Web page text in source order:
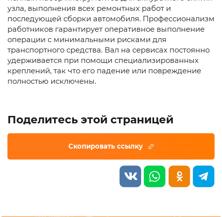
узла, выполнения всех ремонтных работ и
последующей сборки автомобиля. Профессионализм
работников гарантирует оперативное выполнение
операции с минимальными рисками для
транспортного средства. Вал на сервисах постоянно
удерживается при помощи специализированных
креплений, так что его падение или повреждение
полностью исключены.
Поделитесь этой страницей